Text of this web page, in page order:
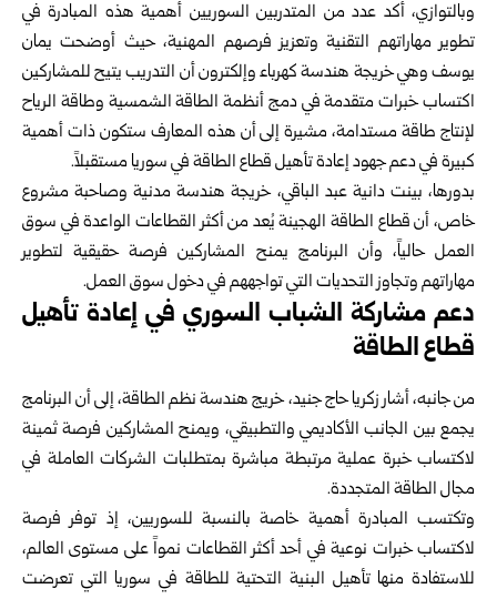
وبالتوازي، أكد عدد من المتدربين السوريين أهمية هذه المبادرة في
تطوير مهاراتهم التقنية وتعزيز فرصهم المهنية، حيث أوضحت يمان
يوسف وهي خريجة هندسة كهرباء وإلكترون أن التدريب يتيح للمشاركين
اكتساب خبرات متقدمة في دمج أنظمة الطاقة الشمسية وطاقة الرياح
لإنتاج طاقة مستدامة، مشيرة إلى أن هذه المعارف ستكون ذات أهمية
كبيرة في دعم جهود إعادة تأهيل قطاع الطاقة فيسوريا مستقبلاً.
بدورها، بينت دانية عبد الباقي، خريجة هندسة مدنية وصاحبة مشروع
خاص، أن قطاع الطاقة الهجينة يُعد من أكثر القطاعات الواعدة في سوق
العمل حالياً، وأن البرنامج يمنح المشاركين فرصة حقيقية لتطوير
مهاراتهم وتجاوز التحديات التي تواجههم في دخول سوق العمل.
دعم مشاركة الشباب السوري في إعادة تأهيل
قطاع الطاقة
من جانبه، أشار زكريا حاج جنيد، خريج هندسة نظم الطاقة، إلى أن البرنامج
يجمع بين الجانب الأكاديمي والتطبيقي، ويمنح المشاركين فرصة ثمينة
لاكتساب خبرة عملية مرتبطة مباشرة بمتطلبات الشركات العاملة في
مجال الطاقة المتجددة.
وتكتسب المبادرة أهمية خاصة بالنسبة للسوريين، إذ توفر فرصة
لاكتساب خبرات نوعية في أحد أكثر القطاعات نمواً على مستوى العالم،
للاستفادة منها تأهيل البنية التحتية للطاقة في سوريا التي تعرضت